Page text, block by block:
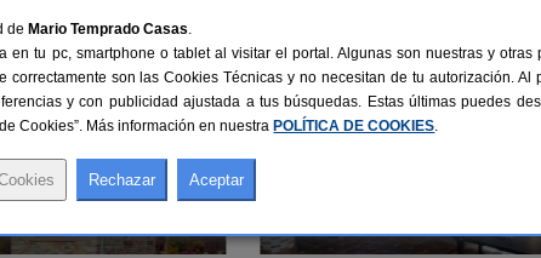
Juan
de Támara
de Mario Temprado Casas.
tu pc, smartphone o tablet al visitar el portal. Algunas son nuestras y otras
son las Cookies Técnicas y no necesitan de tu autorización. Al
y con publicidad ajustada a tus búsquedas. Estas últimas puedes
Cookies”. Más información en nuestra POLÍTICA DE COOKIES.